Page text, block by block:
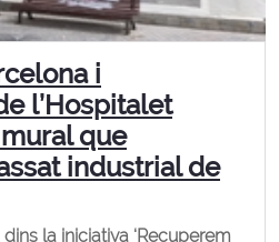
i
l’Hospitalet
que
industrial de
la iniciativa ‘Recuperem